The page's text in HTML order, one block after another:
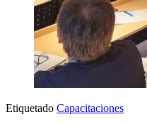
Etiquetado Capacitaciones